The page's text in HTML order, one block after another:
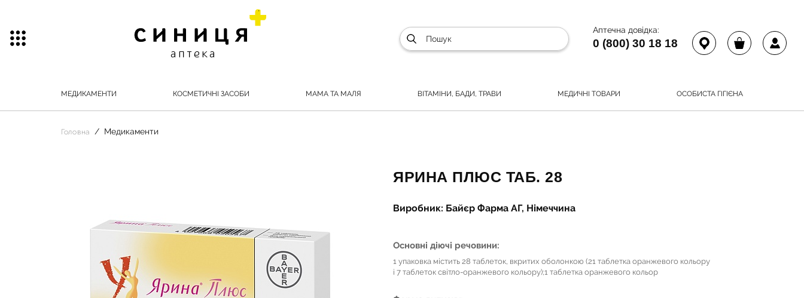
Аптечна довідка:
0 (800) 30 18 18
МЕДИКАМЕНТИ КОСМЕТИЧНІ ЗАСОБИ МАМА ТА МАЛЯ ВІТАМІНИ, БАДИ, ТРАВИ МЕДИЧНІ ТОВАРИ ОСОБИСТА ГІГІЄНА
Головна Медикаменти
ЯРИНА ПЛЮС ТАБ. 28
Виробник: Байєр Фарма АГ, Німеччина
Основні діючі речовини:
1 упаковка містить 28 таблеток, вкритих оболонкою (21 таблетка оранжевого кольору
і 7 таблеток світло-оранжевого кольору);1 таблетка оранжевого кольор